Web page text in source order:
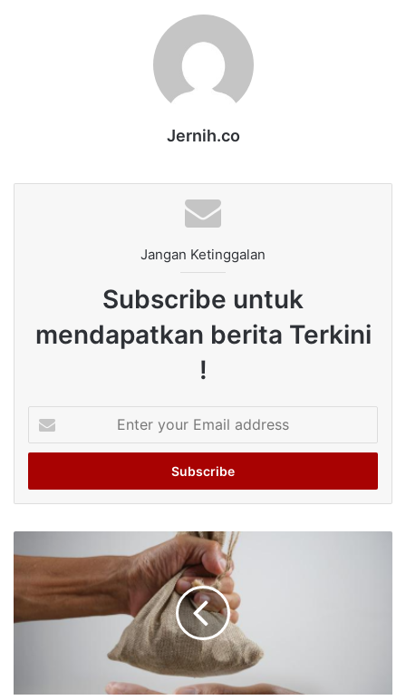
Jernih.co
Jangan Ketinggalan
Subscribe untuk
mendapatkan berita Terkini
!
your
Email